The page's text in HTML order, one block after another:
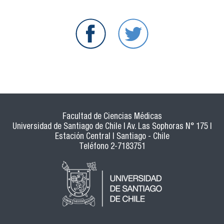
Facultad de Ciencias Médicas
Universidad de Santiago de Chile | Av. Las Sophoras N° 175 |
Estación Central | Santiago - Chile
Teléfono 2-7183751